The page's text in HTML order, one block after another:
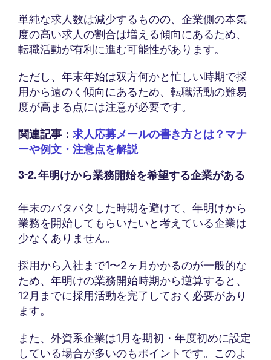
単純な求人数は減少するものの、企業側の本気
度の高い求人の割合は増える傾向にあるため、
転職活動が有利に進む可能性があります。
ただし、年末年始は双方何かと忙しい時期で採
用から遠のく傾向にあるため、転職活動の難易
度が高まる点には注意が必要です。
関連記事： 求人応募メールの書き方とは？マナ
ーや例文・注意点を解説
3-2. 年明けから業務開始を希望する企業がある
年末のバタバタした時期を避けて、年明けから
業務を開始してもらいたいと考えている企業は
少なくありません。
採用から入社まで1〜2ヶ月かかるのが一般的な
ため、年明けの業務開始時期から逆算すると、
12月までに採用活動を完了しておく必要があり
ます。
また、外資系企業は1月を期初・年度初めに設定
している場合が多いのもポイントです。このよ